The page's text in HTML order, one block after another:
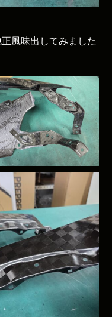
風味出してみました